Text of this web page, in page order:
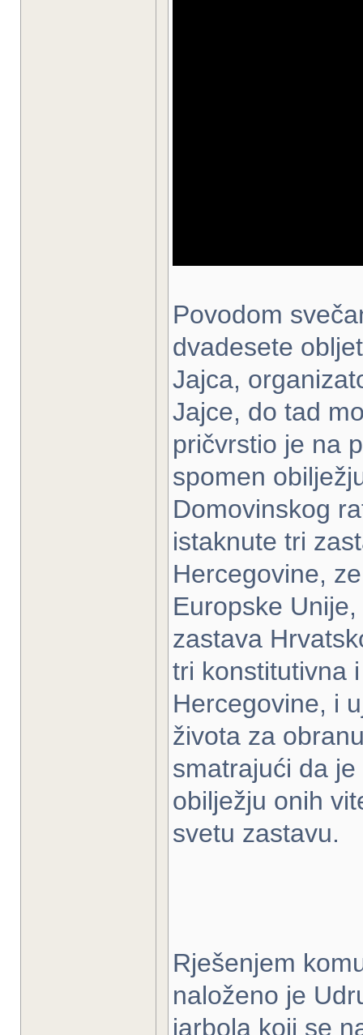
Povodom
dvadesete
Jajca,
Jajce, do tad
pričvrstio je na
spomen
Domovinskog
istaknute tri
Hercegovine,
Europske
zastava
tri konstitutivna
Hercegovine, i
života za
smatrajući da
obilježju onih
svetu zastavu.
Rješenjem
naloženo je
jarbola koji se